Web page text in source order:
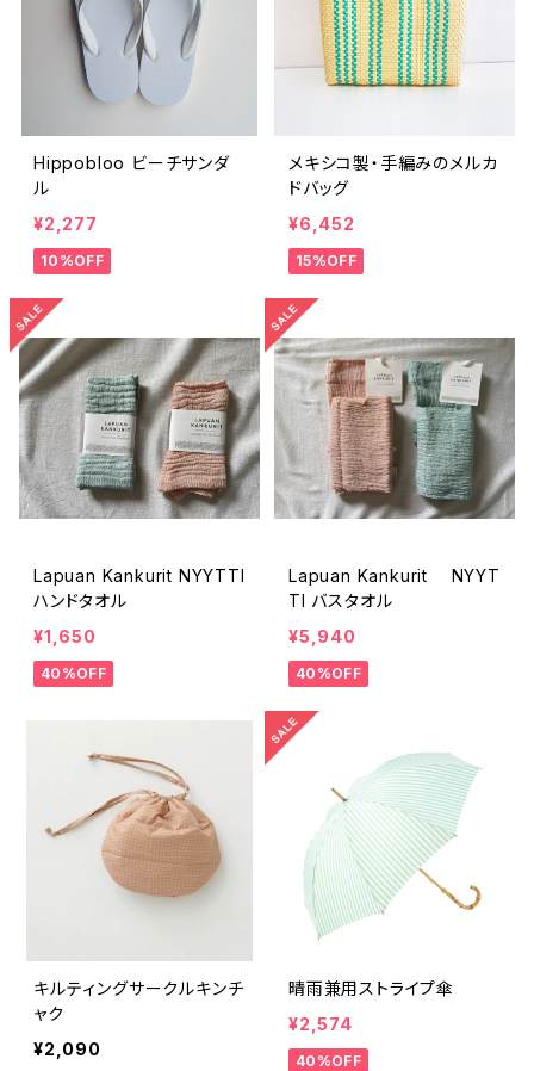
Hippobloo ビーチサンダ
ル
¥2,277
10%OFF
メキシコ製・手編みのメルカ
ドバッグ
¥6,452
15%OFF
Lapuan Kankurit NYYTTI
ハンドタオル
¥1,650
40%OFF
Lapuan Kankurit NYYT
TI バスタオル
¥5,940
40%OFF
キルティングサークルキンチ
ャク
¥2,090
晴雨兼用ストライプ傘
¥2,574
40%OFF